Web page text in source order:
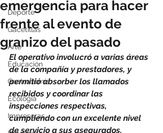
Deporte
Gacetillas
Arte
Educación
Gastronomía
Ecología
Impresoras
emergencia para hacer
frente al evento de
granizo del pasado
El operativo involucró a varias áreas
de la compañía y prestadores, y
permitió absorber los llamados
recibidos y coordinar las
inspecciones respectivas,
cumpliendo con un excelente nivel
de servicio a sus asegurados.